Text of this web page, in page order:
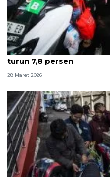
Kapolri: Selama Lebaran
turun 7,8 persen
28 Maret 2026